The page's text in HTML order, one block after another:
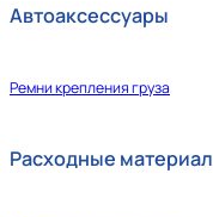
Автоаксессуары
Ремни крепления груза
Расходные